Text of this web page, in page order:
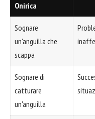
Onirica
Sognare
un'anguilla che
scappa
Sognare di
catturare
un'anguilla